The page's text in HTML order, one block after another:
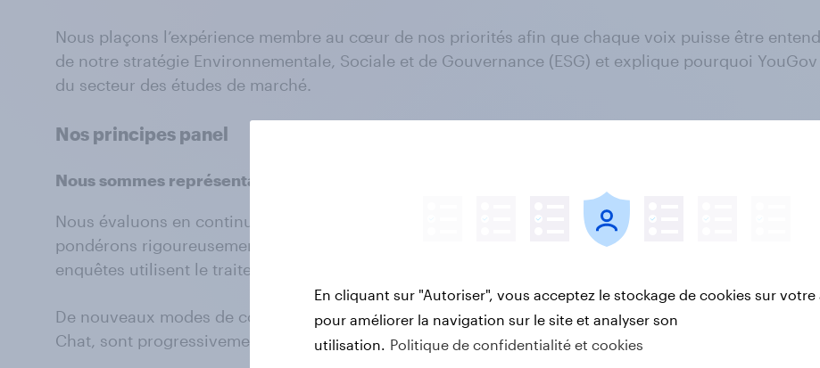
Nous plaçons l’expérience membre au cœur de nos priorités afin que chaque voix puisse être
de notre stratégie Environnementale, Sociale et de Gouvernance (ESG) et explique pourquoi
du secteur des études de marché.
Nos principes panel
Nous sommes représentatifs
Nous évaluons en continu la composition de notre panel à l’aide de données de référence
pondérons rigoureusement les données afin de garantir une représentation fidèle de la population.
enquêtes utilisent le traitement du langage naturel pour identifier et exclure les réponses de faible
De nouveaux modes de contribution, tels que le téléchargement de données, les connexions via
Chat, sont progressivement intégrés à notre plateforme membre.
En cliquant sur "Autoriser", vous acceptez le stockage de cookies sur votre
pour améliorer la navigation sur le site et analyser son
utilisation. Politique de confidentialité et cookies